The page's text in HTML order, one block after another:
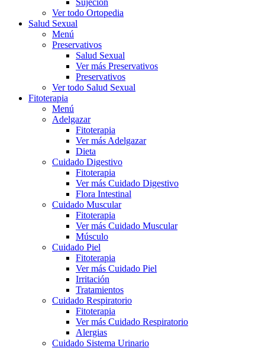
Sujeción
Ver todo Ortopedia
Salud Sexual
Menú
Preservativos
Salud Sexual
Ver más Preservativos
Preservativos
Ver todo Salud Sexual
Fitoterapia
Menú
Adelgazar
Fitoterapia
Ver más Adelgazar
Dieta
Cuidado Digestivo
Fitoterapia
Ver más Cuidado Digestivo
Flora Intestinal
Cuidado Muscular
Fitoterapia
Ver más Cuidado Muscular
Músculo
Cuidado Piel
Fitoterapia
Ver más Cuidado Piel
Irritación
Tratamientos
Cuidado Respiratorio
Fitoterapia
Ver más Cuidado Respiratorio
Alergias
Cuidado Sistema Urinario